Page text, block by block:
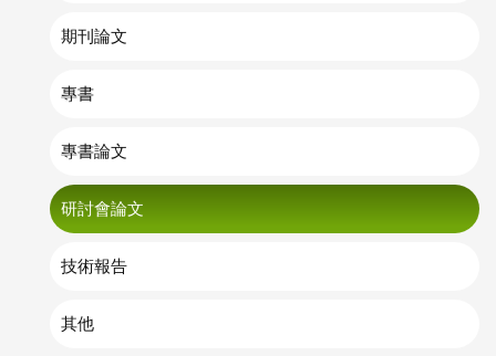
期刊論文
專書
專書論文
研討會論文
技術報告
其他